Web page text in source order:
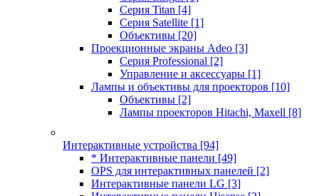
Серия Titan [4]
Серия Satellite [1]
Объективы [20]
Проекционные экраны Adeo [3]
Серия Professional [2]
Управление и аксессуары [1]
Лампы и объективы для проекторов [10]
Объективы [2]
Лампы проекторов Hitachi, Maxell [8]
Интерактивные устройства [94]
* Интерактивные панели [49]
OPS для интерактивных панелей [2]
Интерактивные панели LG [3]